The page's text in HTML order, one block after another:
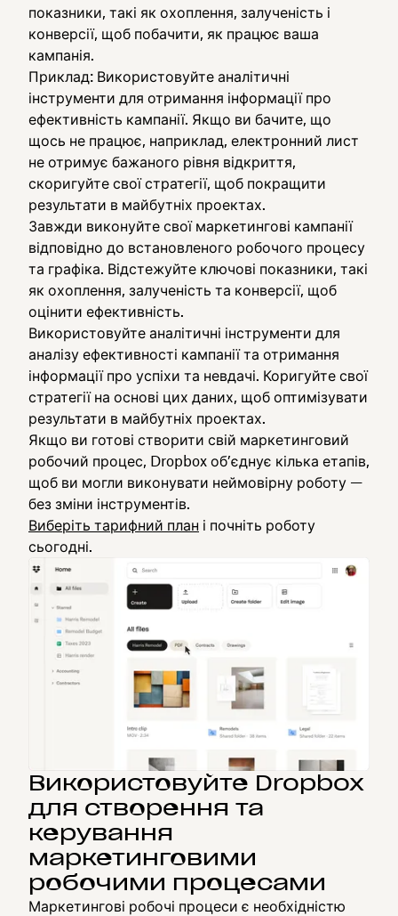
показники, такі як охоплення, залученість і
конверсії, щоб побачити, як працює ваша
кампанія.
Приклад: Використовуйте аналітичні
інструменти для отримання інформації про
ефективність кампанії. Якщо ви бачите, що
щось не працює, наприклад, електронний лист
не отримує бажаного рівня відкриття,
скоригуйте свої стратегії, щоб покращити
результати в майбутніх проектах.
Завжди виконуйте свої маркетингові кампанії
відповідно до встановленого робочого процесу
та графіка. Відстежуйте ключові показники, такі
як охоплення, залученість та конверсії, щоб
оцінити ефективність.
Використовуйте аналітичні інструменти для
аналізу ефективності кампанії та отримання
інформації про успіхи та невдачі. Коригуйте свої
стратегії на основі цих даних, щоб оптимізувати
результати в майбутніх проектах.
Якщо ви готові створити свій маркетинговий
робочий процес, Dropbox об’єднує кілька етапів,
щоб ви могли виконувати неймовірну роботу —
без зміни інструментів.
Виберіть тарифний план і почніть роботу
сьогодні.
Використовуйте Dropbox
для створення та
керування
маркетинговими
робочими процесами
Маркетингові робочі процеси є необхідністю